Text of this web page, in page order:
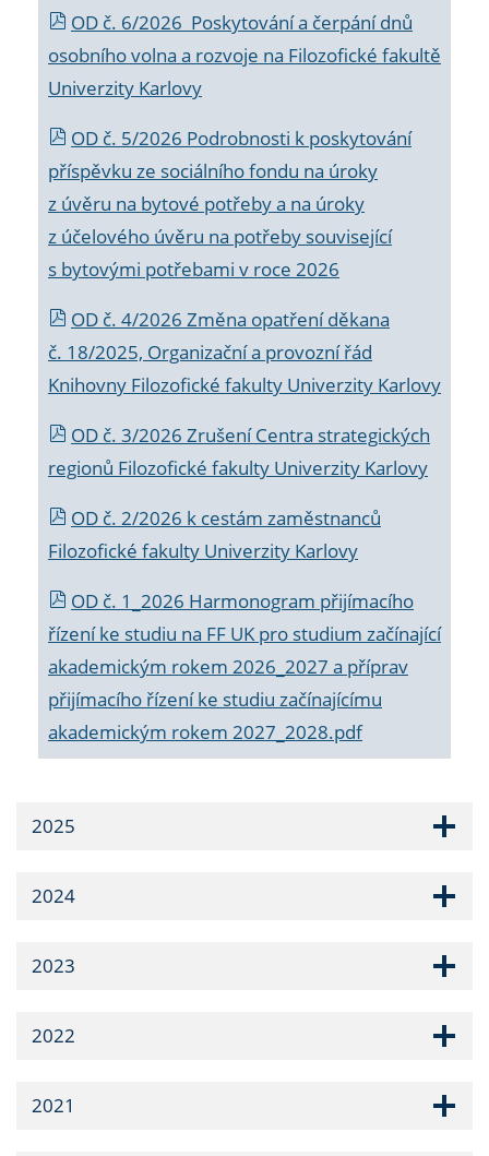
OD č. 6/2026 Poskytování a čerpání dnů
osobního volna a rozvoje na Filozofické fakultě
Univerzity Karlovy
OD č. 5/2026 Podrobnosti k poskytování
příspěvku ze sociálního fondu na úroky
z úvěru na bytové potřeby a na úroky
z účelového úvěru na potřeby související
s bytovými potřebami v roce 2026
OD č. 4/2026 Změna opatření děkana
č. 18/2025, Organizační a provozní řád
Knihovny Filozofické fakulty Univerzity Karlovy
OD č. 3/2026 Zrušení Centra strategických
regionů Filozofické fakulty Univerzity Karlovy
OD č. 2/2026 k cestám zaměstnanců
Filozofické fakulty Univerzity Karlovy
OD č. 1_2026 Harmonogram přijímacího
řízení ke studiu na FF UK pro studium začínající
akademickým rokem 2026_2027 a příprav
přijímacího řízení ke studiu začínajícímu
akademickým rokem 2027_2028.pdf
2025
2024
2023
2022
2021